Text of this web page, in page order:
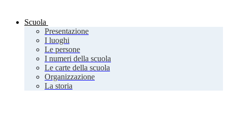
Scuola
Presentazione
I luoghi
Le persone
I numeri della scuola
Le carte della scuola
Organizzazione
La storia